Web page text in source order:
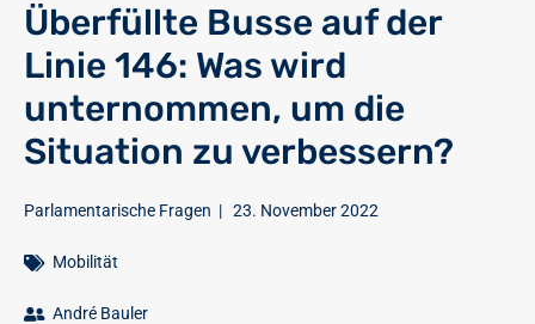
Überfüllte Busse auf der
Linie 146: Was wird
unternommen, um die
Situation zu verbessern?
Parlamentarische Fragen | 23. November 2022
Mobilität
André Bauler